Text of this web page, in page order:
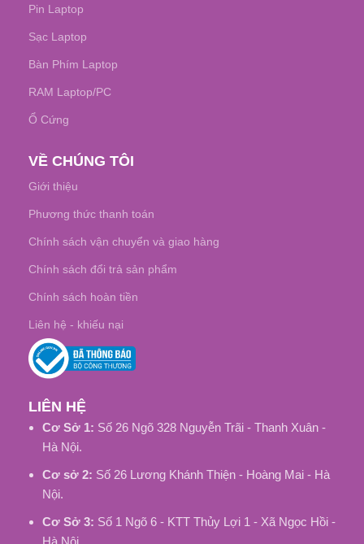
Pin Laptop
Sạc Laptop
Bàn Phím Laptop
RAM Laptop/PC
Ổ Cứng
VỀ CHÚNG TÔI
Giới thiệu
Phương thức thanh toán
Chính sách vận chuyển và giao hàng
Chính sách đổi trả sản phẩm
Chính sách hoàn tiền
Liên hệ - khiếu nại
LIÊN HỆ
Cơ Sở 1: Số 26 Ngõ 328 Nguyễn Trãi - Thanh Xuân -
Hà Nội.
Cơ sở 2: Số 26 Lương Khánh Thiện - Hoàng Mai - Hà
Nội.
Cơ Sở 3: Số 1 Ngõ 6 - KTT Thủy Lợi 1 - Xã Ngọc Hồi -